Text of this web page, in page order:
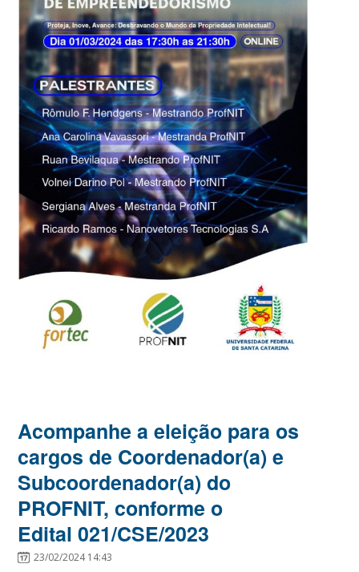
Acompanhe a eleição para os
cargos de Coordenador(a) e
Subcoordenador(a) do
PROFNIT, conforme o
Edital 021/CSE/2023
23/02/2024 14:43